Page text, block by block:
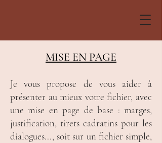
MISE EN PAGE
Je vous propose de vous aider à
présenter au mieux votre fichier, avec
une mise en page de base : marges,
justification, tirets cadratins pour les
dialogues..., soit sur un fichier simple,